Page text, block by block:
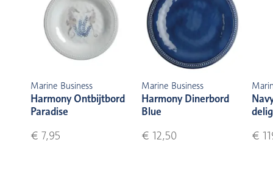
Marine Business
Harmony Ontbijtbord
Paradise
€ 7,95
Marine Business
Harmony Dinerbord
Blue
€ 12,50
delig
€